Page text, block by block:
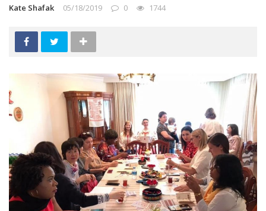
Kate Shafak 05/18/2019 0 1744